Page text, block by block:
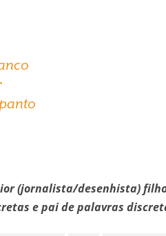
(jornalista/desenhista)
e pai de palavras